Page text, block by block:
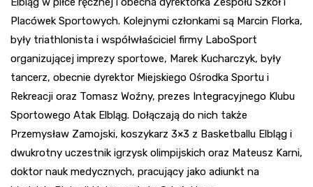
Placówek Sportowych. Kolejnymi członkami są Marcin Florka,
były triathlonista i współwłaściciel firmy LaboSport
organizującej imprezy sportowe, Marek Kucharczyk, były
tancerz, obecnie dyrektor Miejskiego Ośrodka Sportu i
Rekreacji oraz Tomasz Woźny, prezes Integracyjnego Klubu
Sportowego Atak Elbląg. Dołączają do nich także
Przemysław Zamojski, koszykarz 3×3 z Basketballu Elbląg i
dwukrotny uczestnik igrzysk olimpijskich oraz Mateusz Karni,
doktor nauk medycznych, pracujący jako adiunkt na